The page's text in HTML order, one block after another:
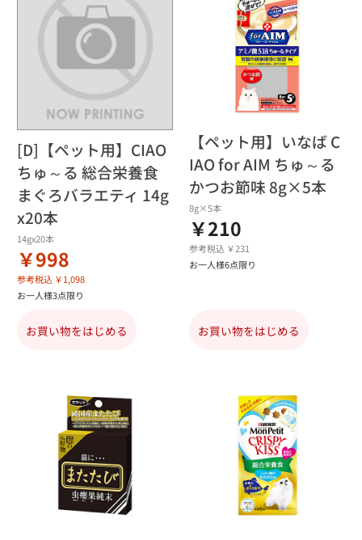
[D]【ペット用】CIAO
ちゅ～る 総合栄養食
まぐろバラエティ 14g
x20本
14gx20本
￥998
参考税込 ￥1,098
お一人様3点限り
お買い物をはじめる
【ペット用】いなば C
IAO for AIM ちゅ～る
かつお節味 8g×5本
8g×5本
￥210
参考税込 ￥231
お一人様6点限り
お買い物をはじめる